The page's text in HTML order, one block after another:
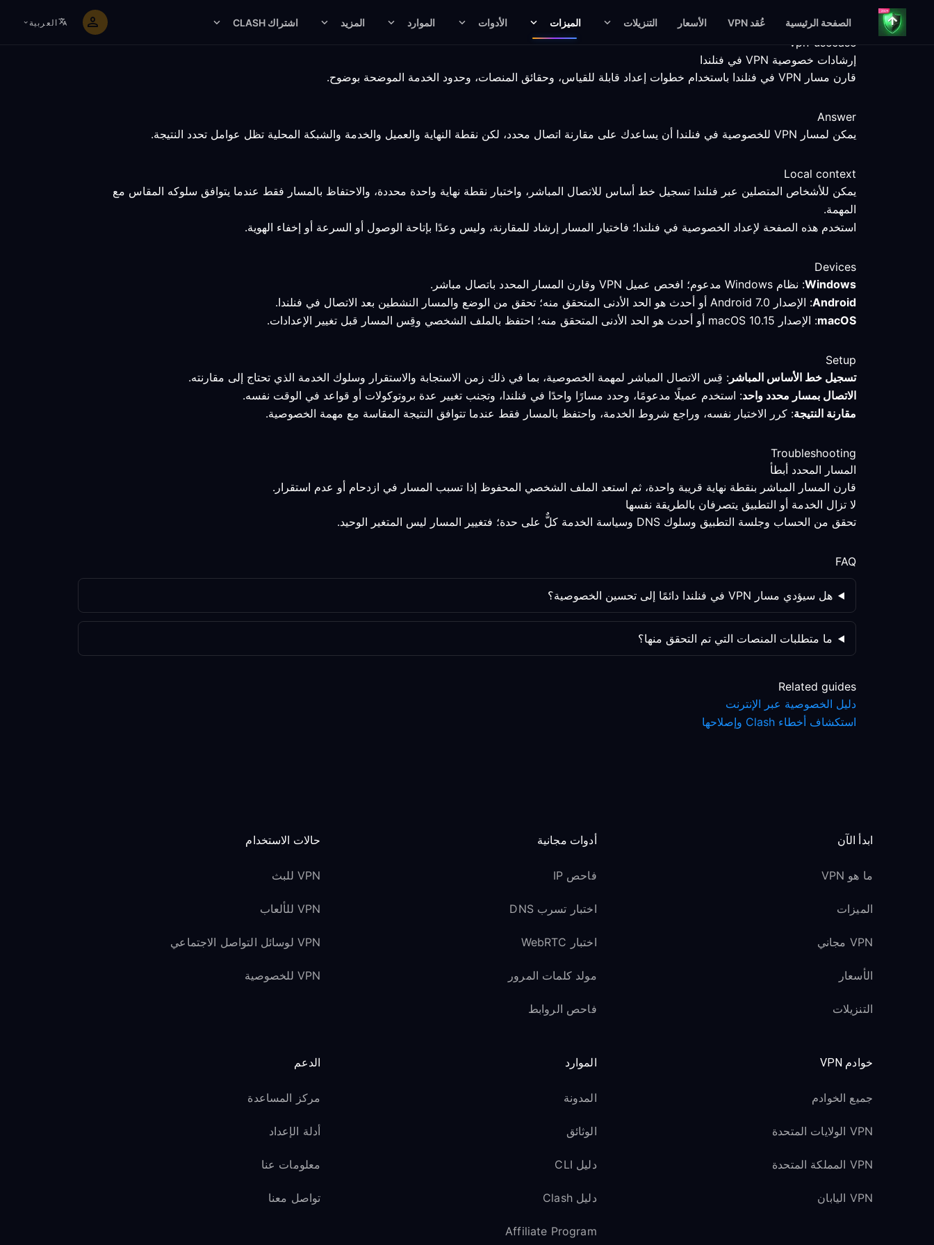
الصفحة الرئيسية عُقد VPN الأسعار التنزيلات الميزات الأدوات الموارد المزيد اشتراك CLASH العربية
vpn-usecase
إرشادات خصوصية VPN في فنلندا
قارن مسار VPN في فنلندا باستخدام خطوات إعداد قابلة للقياس، وحقائق المنصات، وحدود الخدمة الموضحة بوضوح.
Answer
يمكن لمسار VPN للخصوصية في فنلندا أن يساعدك على مقارنة اتصال محدد، لكن نقطة النهاية والعميل والخدمة والشبكة المحلية تظل عوامل تحدد النتيجة.
Local context
يمكن للأشخاص المتصلين عبر فنلندا تسجيل خط أساس للاتصال المباشر، واختبار نقطة نهاية واحدة محددة، والاحتفاظ بالمسار فقط عندما يتوافق سلوكه المقاس مع
المهمة.
استخدم هذه الصفحة لإعداد الخصوصية في فنلندا؛ فاختيار المسار إرشاد للمقارنة، وليس وعدًا بإتاحة الوصول أو السرعة أو إخفاء الهوية.
Devices
Windows: نظام Windows مدعوم؛ افحص عميل VPN وقارن المسار المحدد باتصال مباشر.
Android: الإصدار Android 7.0 أو أحدث هو الحد الأدنى المتحقق منه؛ تحقق من الوضع والمسار النشطين بعد الاتصال في فنلندا.
macOS: الإصدار macOS 10.15 أو أحدث هو الحد الأدنى المتحقق منه؛ احتفظ بالملف الشخصي وقِس المسار قبل تغيير الإعدادات.
Setup
تسجيل خط الأساس المباشر : قِس الاتصال المباشر لمهمة الخصوصية، بما في ذلك زمن الاستجابة والاستقرار وسلوك الخدمة الذي تحتاج إلى مقارنته.
الاتصال بمسار محدد واحد: استخدم عميلًا مدعومًا، وحدد مسارًا واحدًا في فنلندا، وتجنب تغيير عدة بروتوكولات أو قواعد في الوقت نفسه.
مقارنة النتيجة: كرر الاختبار نفسه، وراجع شروط الخدمة، واحتفظ بالمسار فقط عندما تتوافق النتيجة المقاسة مع مهمة الخصوصية.
Troubleshooting
المسار المحدد أبطأ
قارن المسار المباشر بنقطة نهاية قريبة واحدة، ثم استعد الملف الشخصي المحفوظ إذا تسبب المسار في ازدحام أو عدم استقرار.
لا تزال الخدمة أو التطبيق يتصرفان بالطريقة نفسها
تحقق من الحساب وجلسة التطبيق وسلوك DNS وسياسة الخدمة كلٌّ على حدة؛ فتغيير المسار ليس المتغير الوحيد.
FAQ
هل سيؤدي مسار VPN في فنلندا دائمًا إلى تحسين الخصوصية؟
ما متطلبات المنصات التي تم التحقق منها؟
Related guides
دليل الخصوصية عبر الإنترنت
استكشاف أخطاء Clash وإصلاحها
ابدأ الآن
ما هو VPN
الميزات
VPN مجاني
الأسعار
التنزيلات
أدوات مجانية
فاحص IP
اختبار تسرب DNS
اختبار WebRTC
مولد كلمات المرور
فاحص الروابط
حالات الاستخدام
VPN للبث
VPN للألعاب
VPN لوسائل التواصل الاجتماعي
VPN للخصوصية
خوادم VPN
جميع الخوادم
VPN الولايات المتحدة
VPN المملكة المتحدة
VPN اليابان
الموارد
المدونة
الوثائق
دليل CLI
دليل Clash
Affiliate Program
الدعم
مركز المساعدة
أدلة الإعداد
معلومات عنا
تواصل معنا